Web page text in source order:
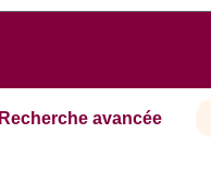
Recherche avancée